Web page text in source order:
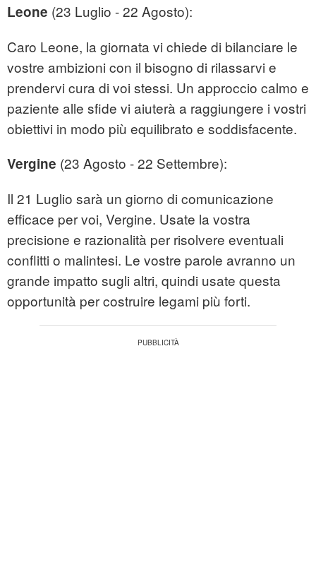
Leone (23 Luglio - 22 Agosto):
Caro Leone, la giornata vi chiede di bilanciare le
vostre ambizioni con il bisogno di rilassarvi e
prendervi cura di voi stessi. Un approccio calmo e
paziente alle sfide vi aiuterà a raggiungere i vostri
obiettivi in modo più equilibrato e soddisfacente.
Vergine (23 Agosto - 22 Settembre):
Il 21 Luglio sarà un giorno di comunicazione
efficace per voi, Vergine. Usate la vostra
precisione e razionalità per risolvere eventuali
conflitti o malintesi. Le vostre parole avranno un
grande impatto sugli altri, quindi usate questa
opportunità per costruire legami più forti.